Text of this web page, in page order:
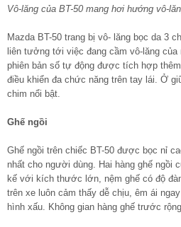
Vô-lăng của BT-50 mang hơi hướng vô-
Mazda BT-50 trang bị vô- lăng bọc da 3
liên tưởng tới việc đang cầm vô-lăng của
phiên bản số tự động được tích hợp
điều khiển đa chức năng trên tay lái. Ở
chim nổi bật.
Ghế ngồi
Ghế ngồi trên chiếc BT-50 được bọc nỉ
nhất cho người dùng. Hai hàng ghế ngồi
kế với kích thước lớn, nệm ghế có độ
trên xe luôn cảm thấy dễ chịu, êm ái
hình xấu. Không gian hàng ghế trước